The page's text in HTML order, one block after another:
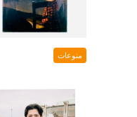
منوعات